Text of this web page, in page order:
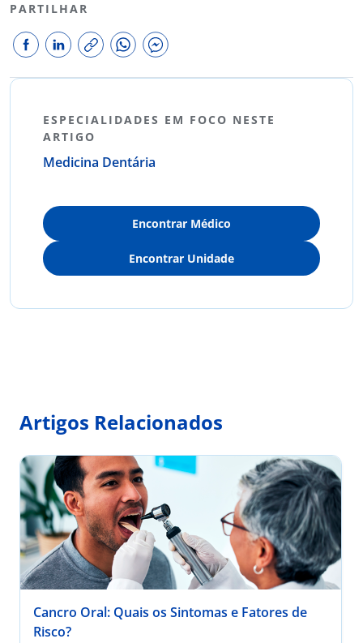
PARTILHAR
ESPECIALIDADES EM FOCO NESTE
ARTIGO
Medicina Dentária
Encontrar Médico
Encontrar Unidade
Artigos Relacionados
Cancro Oral: Quais os Sintomas e Fatores de
Risco?